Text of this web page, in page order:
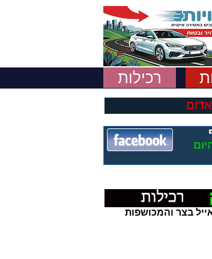
רכילות
בצר והמכושפות